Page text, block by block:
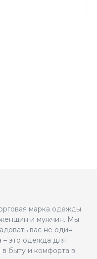
марка одежды
женщин и мужчин. Мы
вас не один
– это одежда для
в быту и комфорта в